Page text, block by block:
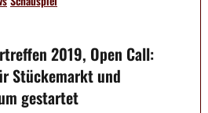
2019, Open Call:
Stückemarkt und
gestartet